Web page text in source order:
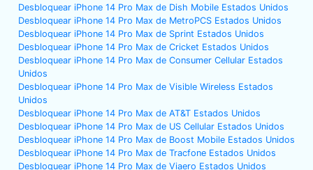
Desbloquear iPhone 14 Pro Max de Dish Mobile Estados Unidos
Desbloquear iPhone 14 Pro Max de MetroPCS Estados Unidos
Desbloquear iPhone 14 Pro Max de Sprint Estados Unidos
Desbloquear iPhone 14 Pro Max de Cricket Estados Unidos
Desbloquear iPhone 14 Pro Max de Consumer Cellular Estados
Unidos
Desbloquear iPhone 14 Pro Max de Visible Wireless Estados
Unidos
Desbloquear iPhone 14 Pro Max de AT&T Estados Unidos
Desbloquear iPhone 14 Pro Max de US Cellular Estados Unidos
Desbloquear iPhone 14 Pro Max de Boost Mobile Estados Unidos
Desbloquear iPhone 14 Pro Max de Tracfone Estados Unidos
Desbloquear iPhone 14 Pro Max de Viaero Estados Unidos